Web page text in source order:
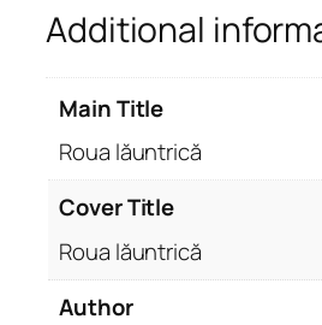
c
ă
q
n
Additional
Main Title
Roua lăuntrică
Cover Title
Roua lăuntrică
Author